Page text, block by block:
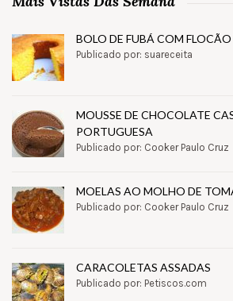
BOLO DE FUBÁ COM FLOCÃO
Publicado por: suareceita
MOUSSE DE CHOCOLATE
PORTUGUESA
Publicado por: Cooker Paulo Cruz
MOELAS AO MOLHO DE
Publicado por: Cooker Paulo Cruz
CARACOLETAS ASSADAS
Publicado por: Petiscos.com